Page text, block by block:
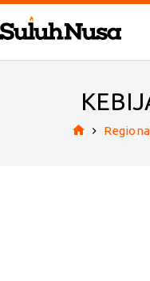
Skip
to
content